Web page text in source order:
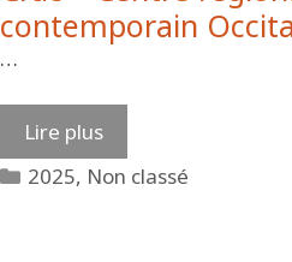
contemporain
…
Lire plus
Catégories
2025, Non classé